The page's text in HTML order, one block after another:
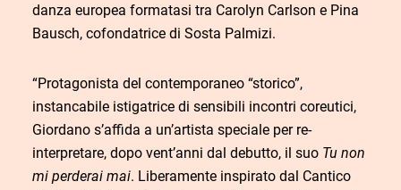
danza europea formatasi tra Carolyn Carlson e Pina
Bausch, cofondatrice di Sosta Palmizi.
“Protagonista del contemporaneo “storico”,
instancabile istigatrice di sensibili incontri coreutici,
Giordano s’affida a un’artista speciale per re-
interpretare, dopo vent’anni dal debutto, il suo Tu non
mi perderai mai. Liberamente inspirato dal Cantico